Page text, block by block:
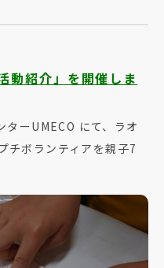
動紹介」を開催しま
ーUMECO にて、ラオ
チボランティアを親子7